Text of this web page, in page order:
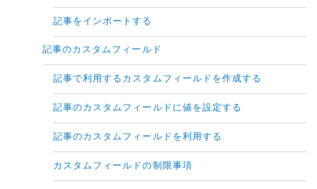
記事をインポートする
記事のカスタムフィールド
記事で利用するカスタムフィールドを作成する
記事のカスタムフィールドに値を設定する
記事のカスタムフィールドを利用する
カスタムフィールドの制限事項